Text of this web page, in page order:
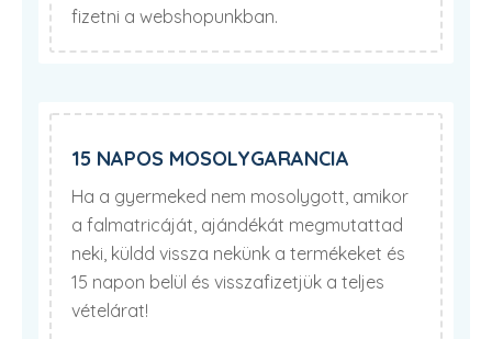
fizetni a webshopunkban.
15 NAPOS MOSOLYGARANCIA
Ha a gyermeked nem mosolygott, amikor
a falmatricáját, ajándékát megmutattad
neki, küldd vissza nekünk a termékeket és
15 napon belül és visszafizetjük a teljes
vételárat!